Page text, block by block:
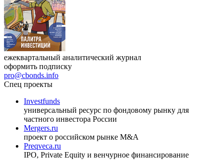
оформить подписку
pro@cbonds.info
Спец проекты
Investfunds
универсальный ресурс по фондовому рынку для
частного инвестора России